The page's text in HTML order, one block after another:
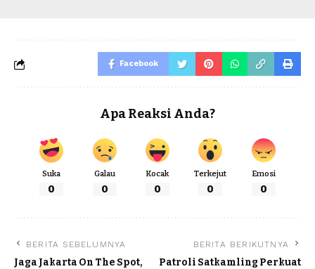
Facebook
Apa Reaksi Anda?
Suka
0
Galau
0
Kocak
0
Terkejut
0
Emosi
0
BERITA SEBELUMNYA
Jaga Jakarta On The Spot,
BERITA BERIKUTNYA
Patroli Satkamling Perkuat